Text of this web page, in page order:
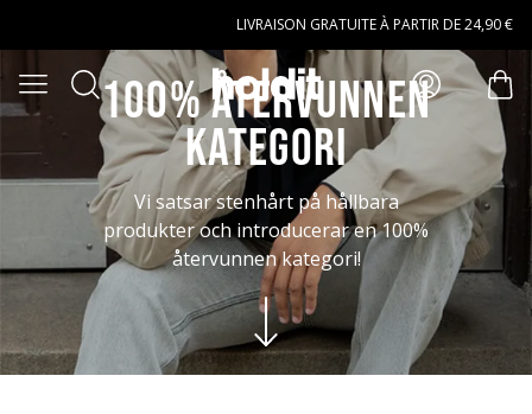
LIVRAISON GRATUITE À PARTIR DE 24,90 €
Ouvrir le menu
Rechercher
100% återvunnen
kategori
Vi satsar stenhårt på hållbara
produkter och introducerar en 100%
återvunnen kategori!